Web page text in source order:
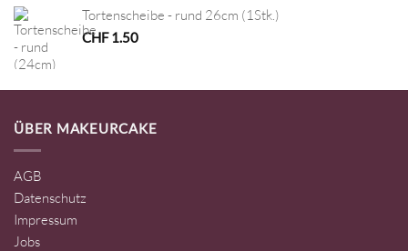
Tortenscheibe - rund 26cm (1Stk.)
CHF1.50
ÜBER MAKEURCAKE
AGB
Datenschutz
Impressum
Jobs